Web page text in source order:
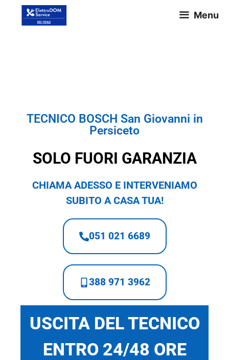
Menu
TECNICO BOSCH San Giovanni in
Persiceto
SOLO FUORI GARANZIA
CHIAMA ADESSO E INTERVENIAMO
SUBITO A CASA TUA!
051 021 6689
388 971 3962
USCITA DEL TECNICO
ENTRO 24/48 ORE